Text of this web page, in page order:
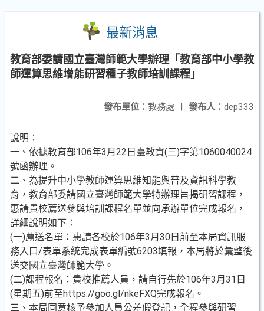
最新消息
教育部委請國立臺灣師範大學辦理「教育部中小學教
師運算思維增能研習種子教師培訓課程」
發布人： dep333
發布單位： 教務處 |
說明：
一、依據教育部106年3月22日臺教資(三)字第1060040024
號函辦理。
二、為提升中小學教師運算思維知能與普及資訊科學教
育，教育部委請國立臺灣師範大學特辦理旨揭研習課程，
惠請貴校薦送參與培訓課程名單並向承辦單位完成報名，
詳細說明如下：
(一)薦送名單：惠請各校於106年3月30日前至本局資訊服
務入口/表單系統完成表單編號6203填報，本局將於彙整後
送交國立臺灣師範大學。
(二)課程報名：貴校推薦人員，請自行先於106年3月31日
(星期五)前至https://goo.gl/nkeFXQ完成報名。
三、本局同意核予參加人員公差假登記，全程參與研習